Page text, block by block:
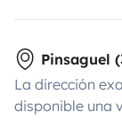
Pinsaguel
La dirección
disponible una